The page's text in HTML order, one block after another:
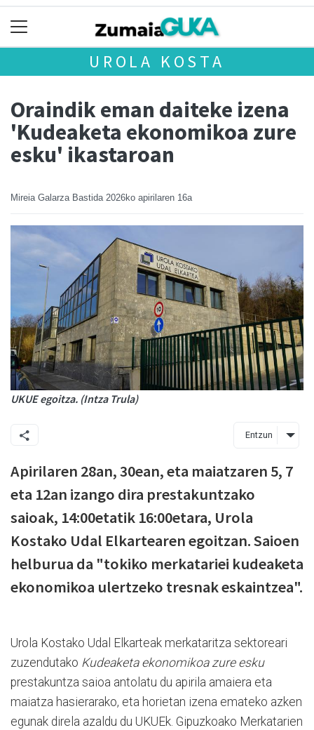
UROLA KOSTA
Oraindik eman daiteke izena
'Kudeaketa ekonomikoa zure
esku' ikastaroan
Mireia Galarza Bastida 2026ko apirilaren 16a
UKUE egoitza. (Intza Trula)
Entzun
Apirilaren 28an, 30ean, eta maiatzaren 5, 7
eta 12an izango dira prestakuntzako
saioak, 14:00etatik 16:00etara, Urola
Kostako Udal Elkartearen egoitzan. Saioen
helburua da "tokiko merkatariei kudeaketa
ekonomikoa ulertzeko tresnak eskaintzea".
Urola Kostako Udal Elkarteak merkataritza sektoreari
zuzendutako Kudeaketa ekonomikoa zure esku
prestakuntza saioa antolatu du apirila amaiera eta
maiatza hasierarako, eta horietan izena emateko azken
egunak direla azaldu du UKUEk. Gipuzkoako Merkatarien